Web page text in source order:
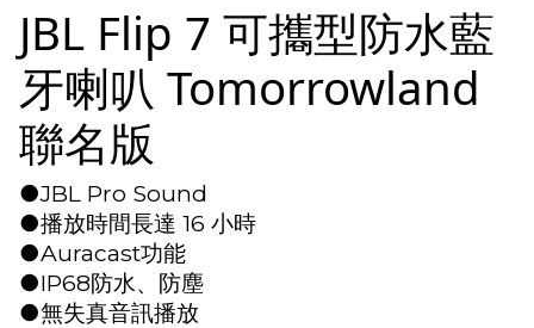
JBL Flip 7 可攜型防水藍
牙喇叭 Tomorrowland
聯名版
●JBL Pro Sound
●播放時間長達 16 小時
●Auracast功能
●IP68防水、防塵
●無失真音訊播放